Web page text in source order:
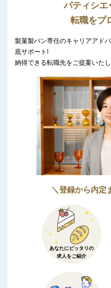
パティシエ
転職をプ
製菓製パン専任のキャリアアド
底サポート!
納得できる転職先をご提案いたし
＼登録から内定
あなたにピッタリの
求人をご紹介